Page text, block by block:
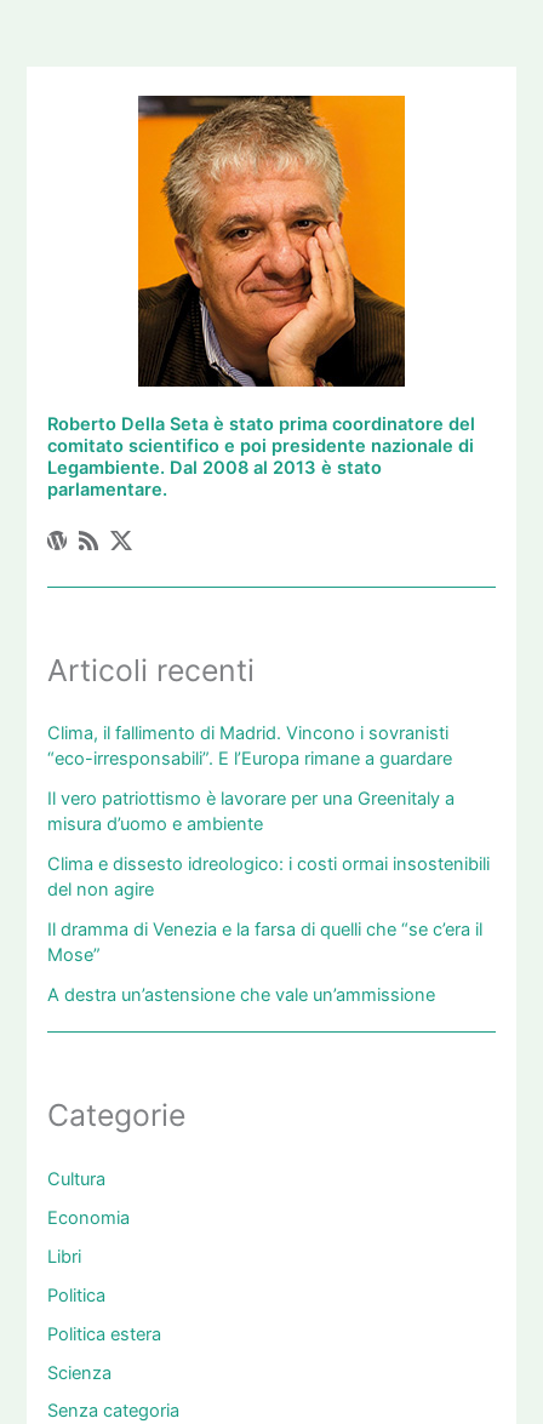
Roberto Della Seta è stato prima coordinatore del
comitato scientifico e poi presidente nazionale di
Legambiente. Dal 2008 al 2013 è stato
parlamentare.
Articoli recenti
Clima, il fallimento di Madrid. Vincono i sovranisti
“eco-irresponsabili”. E l’Europa rimane a guardare
Il vero patriottismo è lavorare per una Greenitaly a
misura d’uomo e ambiente
Clima e dissesto idreologico: i costi ormai insostenibili
del non agire
Il dramma di Venezia e la farsa di quelli che “se c’era il
Mose”
A destra un’astensione che vale un’ammissione
Categorie
Cultura
Economia
Libri
Politica
Politica estera
Scienza
Senza categoria